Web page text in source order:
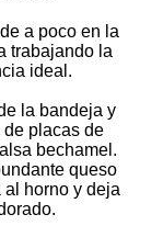
a poco en la
trabajando la
ideal.
la bandeja y
placas de
bechamel.
queso
al horno y deja